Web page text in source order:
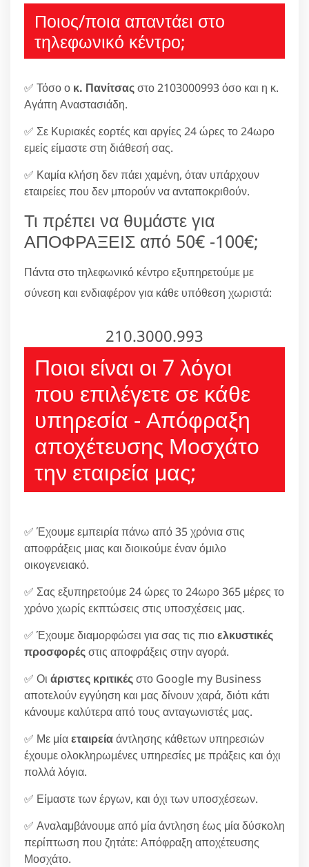
Ποιος/ποια απαντάει στο
τηλεφωνικό κέντρο;
✅ Τόσο ο κ. Πανίτσαςστο 2103000993 όσο και η κ.
Αγάπη Αναστασιάδη.
✅ Σε Κυριακές εορτές και αργίες 24 ώρες το 24ωρο
εμείς είμαστε στη διάθεσή σας.
✅ Καμία κλήση δεν πάει χαμένη, όταν υπάρχουν
εταιρείες που δεν μπορούν να ανταποκριθούν.
Τι πρέπει να θυμάστε για
ΑΠΟΦΡΑΞΕΙΣ από 50€ -100€;
Πάντα στο τηλεφωνικό κέντρο εξυπηρετούμε με
σύνεση και ενδιαφέρον για κάθε υπόθεση χωριστά:
210.3000.993
Ποιοι είναι οι 7 λόγοι
που επιλέγετε σε κάθε
υπηρεσία - Απόφραξη
αποχέτευσης Μοσχάτο
την εταιρεία μας;
✅ Έχουμε εμπειρία πάνω από 35 χρόνια στις
αποφράξεις μιας και διοικούμε έναν όμιλο
οικογενειακό.
✅ Σας εξυπηρετούμε 24 ώρες το 24ωρο 365 μέρες το
χρόνο χωρίς εκπτώσεις στις υποσχέσεις μας.
✅ Έχουμε διαμορφώσει για σας τις πιοελκυστικές
προσφορέςστις αποφράξεις στην αγορά.
✅ Οι άριστες κριτικέςστο Google my Business
αποτελούν εγγύηση και μας δίνουν χαρά, διότι κάτι
κάνουμε καλύτερα από τους ανταγωνιστές μας.
✅ Με μίαεταιρείαάντλησης κάθετων υπηρεσιών
έχουμε ολοκληρωμένες υπηρεσίες με πράξεις και όχι
πολλά λόγια.
✅ Είμαστε των έργων, και όχι των υποσχέσεων.
✅ Αναλαμβάνουμε από μία άντληση έως μία δύσκολη
περίπτωση που ζητάτε: Απόφραξη αποχέτευσης
Μοσχάτο.